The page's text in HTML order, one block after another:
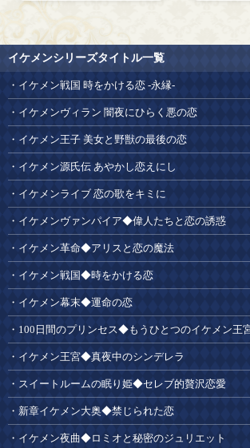
イケメンシリーズタイトル一覧
イケメン戦国 時をかける恋 -永縁-
イケメンヴィラン 闇夜にひらく悪の恋
イケメン王子 美女と野獣の最後の恋
イケメン源氏伝 あやかし恋えにし
イケメンライブ 恋の歌をキミに
イケメンヴァンパイア◆偉人たちと恋の誘惑
イケメン革命◆アリスと恋の魔法
イケメン戦国◆時をかける恋
イケメン幕末◆運命の恋
100日間のプリンセス◆もうひとつのイケメン王
イケメン王宮◆真夜中のシンデレラ
スイートルームの眠り姫◆セレブ的贅沢恋愛
新章イケメン大奥◆禁じられた恋
イケメン夜曲◆ロミオと秘密のジュリエット